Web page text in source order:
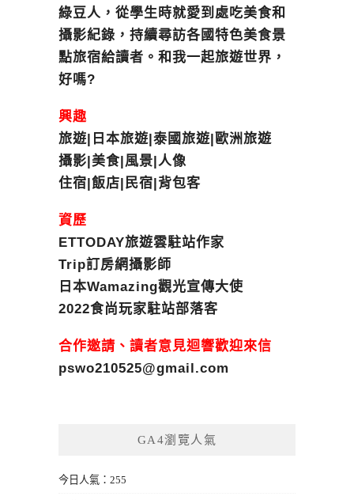
綠豆人，從學生時就愛到處吃美食和
攝影紀錄，持續尋訪各國特色美食景
點旅宿給讀者。和我一起旅遊世界，
好嗎?
興趣
旅遊|日本旅遊|泰國旅遊|歐洲旅遊
攝影|美食|風景|人像
住宿|飯店|民宿|背包客
資歷
ETTODAY旅遊雲駐站作家
Trip訂房網攝影師
日本Wamazing觀光宣傳大使
2022食尚玩家駐站部落客
合作邀請、讀者意見迴響歡迎來信
pswo210525@gmail.com
GA4瀏覽人氣
今日人氣：255